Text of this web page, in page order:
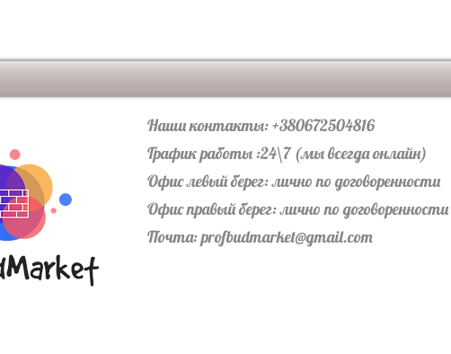
Наши контакты: +380672504816
График работы :24\7 (мы всегда онлайн)
Офис левый берег: лично по договоренности
Офис правый берег: лично по договоренности
Почта:profbudmarket@gmail.com